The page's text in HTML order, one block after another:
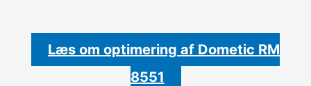
Læs om optimering af Dometic RM
8551